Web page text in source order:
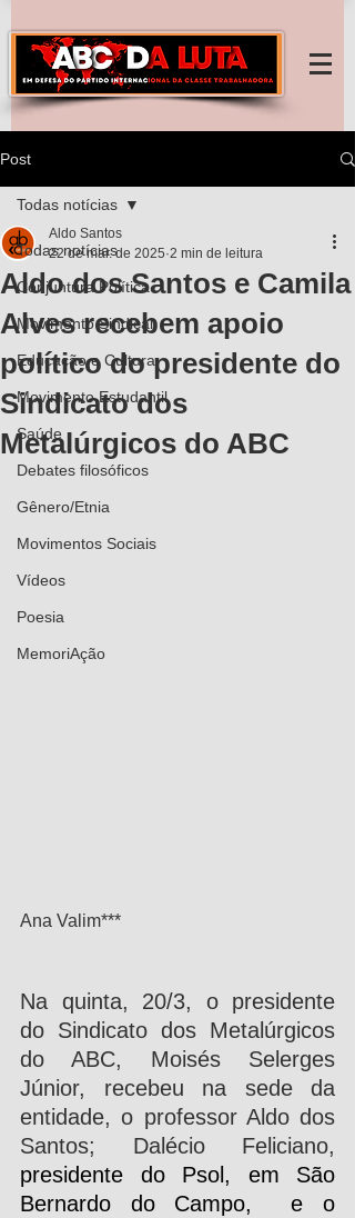
Post
Todas notícias
Conjuntura Política
Movimento Sindical
Educação e Cultura
Movimento Estudantil
Saúde
Debates filosóficos
Gênero/Etnia
Movimentos Sociais
Vídeos
Poesia
MemoriAção
Todas notícias
Aldo dos Santos e Camila
Alves recebem apoio
político do presidente do
Sindicato dos
Metalúrgicos do ABC
Aldo Santos
22 de mar. de 2025 2 min de leitura
Ana Valim***
Na quinta, 20/3, o presidente
do Sindicato dos Metalúrgicos
do ABC, Moisés Selerges
Júnior, recebeu na sede da
entidade, o professor Aldo dos
presidente do Psol, em São
Bernardo do Campo,  e o